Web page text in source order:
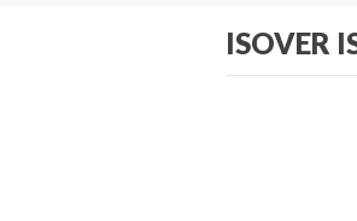
ISOVER